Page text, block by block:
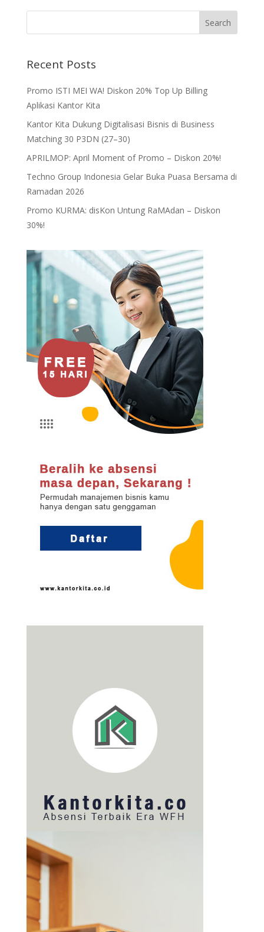
Recent Posts
Promo ISTI MEI WA! Diskon 20% Top Up Billing
Aplikasi Kantor Kita
Kantor Kita Dukung Digitalisasi Bisnis di Business
Matching 30 P3DN (27–30)
APRILMOP: April Moment of Promo – Diskon 20%!
Techno Group Indonesia Gelar Buka Puasa Bersama di
Ramadan 2026
Promo KURMA: disKon Untung RaMAdan – Diskon
30%!